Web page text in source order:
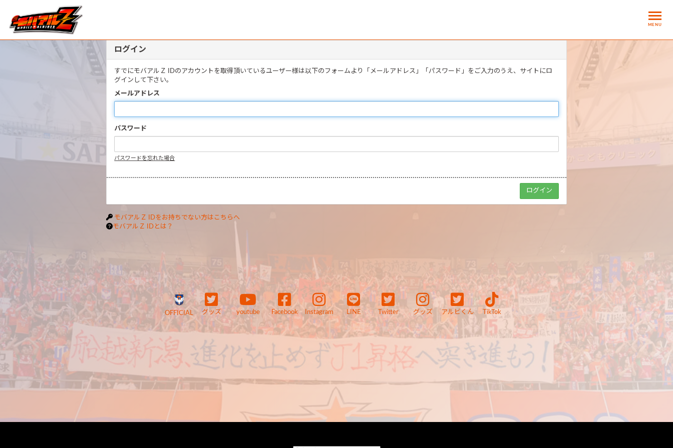
MENU
ログイン
すでにモバアルＺ IDのアカウントを取得頂いているユーザー様は以下のフォームより「メールアドレス」「パスワード」をご入力のうえ、サイトにロ
グインして下さい。
メールアドレス
パスワード
パスワードを忘れた場合
モバアルＺ IDをお持ちでない方はこちらへ
モバアルＺ IDとは？
OFFICIAL グッズ youtube Facebook Instagram LINE Twitter グッズ アルビくん TikTok